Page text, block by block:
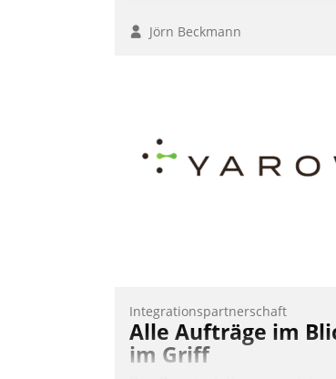
Jörn Beckmann
Integrationspartnerschaft
Alle Aufträge im
im Griff